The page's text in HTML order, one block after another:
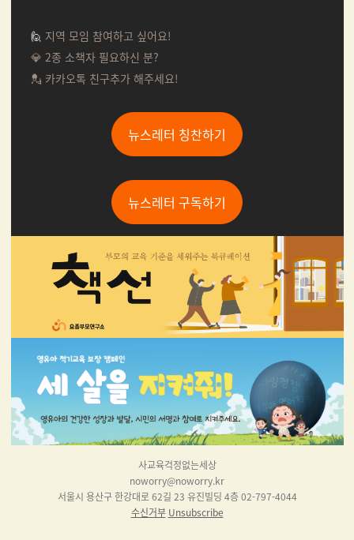
🙋 지역 모임 참여하고 싶어요!
💎 2종 소책자 필요하신 분?
💂 카카오톡 친구추가 해주세요!
뉴스레터 칭찬하기
뉴스레터 구독하기
사교육걱정없는세상
noworry@noworry.kr
서울시 용산구 한강대로 62길 23 유진빌딩 4층 02-797-4044
수신거부 Unsubscribe